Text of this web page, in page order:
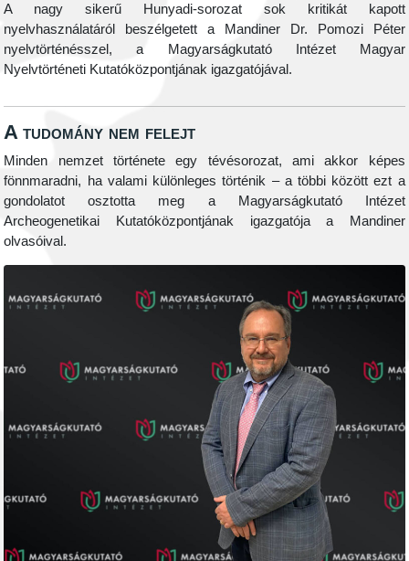
A nagy sikerű Hunyadi-sorozat sok kritikát kapott
nyelvhasználatáról beszélgetett a Mandiner Dr. Pomozi Péter
nyelvtörténésszel, a Magyarságkutató Intézet Magyar
Nyelvtörténeti Kutatóközpontjának igazgatójával.
A tudomány nem felejt
Minden nemzet története egy tévésorozat, ami akkor képes
fönnmaradni, ha valami különleges történik – a többi között ezt a
gondolatot osztotta meg a Magyarságkutató Intézet
Archeogenetikai Kutatóközpontjának igazgatója a Mandiner
olvasóival.